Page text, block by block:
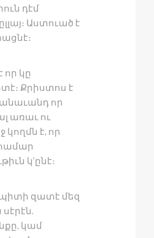
դէմ
Աստուած է
որ կը
Քրիստոս է
որ
առաւ ու
կողմն է, որ
կ’ընէ։
պիտի զատէ մեզ
կամ